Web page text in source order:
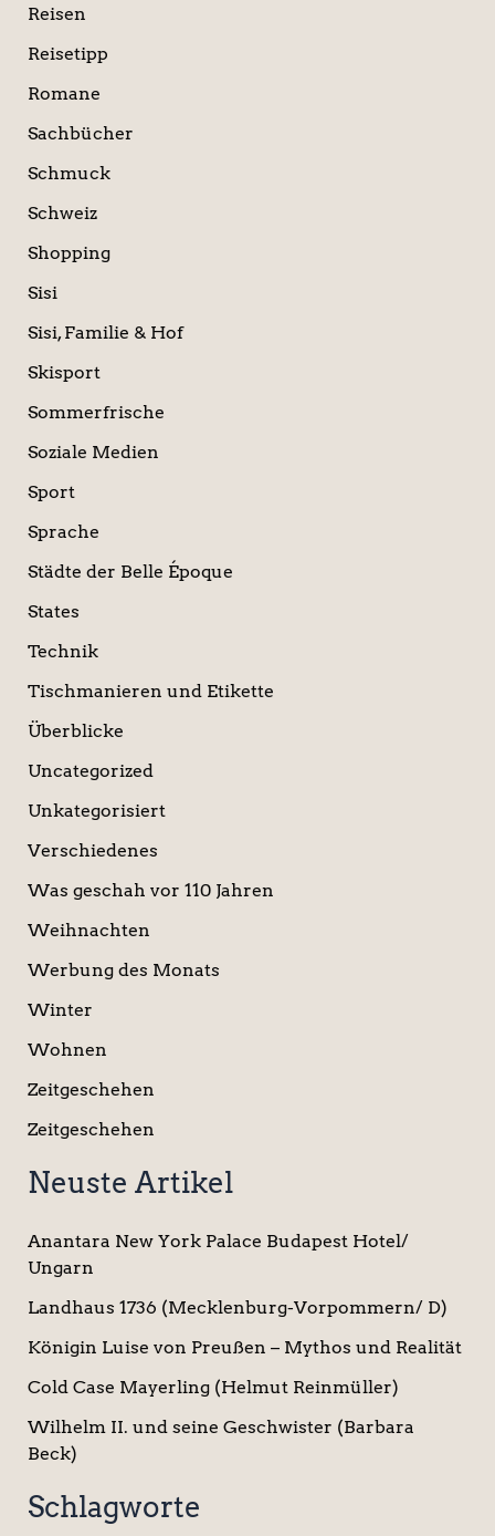
Reisen
Reisetipp
Romane
Sachbücher
Schmuck
Schweiz
Shopping
Sisi
Sisi, Familie & Hof
Skisport
Sommerfrische
Soziale Medien
Sport
Sprache
Städte der Belle Époque
States
Technik
Tischmanieren und Etikette
Überblicke
Uncategorized
Unkategorisiert
Verschiedenes
Was geschah vor 110 Jahren
Weihnachten
Werbung des Monats
Winter
Wohnen
Zeitgeschehen
Zeitgeschehen
Neuste Artikel
Anantara New York Palace Budapest Hotel/
Ungarn
Landhaus 1736 (Mecklenburg-Vorpommern/ D)
Königin Luise von Preußen – Mythos und Realität
Cold Case Mayerling (Helmut Reinmüller)
Wilhelm II. und seine Geschwister (Barbara
Beck)
Schlagworte